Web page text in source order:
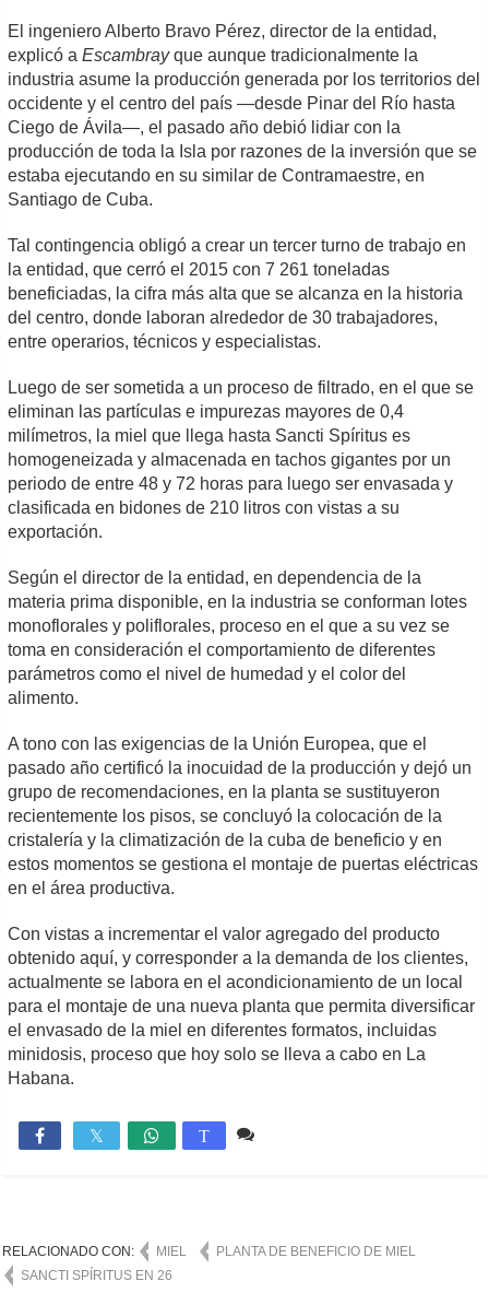
El ingeniero Alberto Bravo Pérez, director de la entidad,
explicó aEscambrayque aunque tradicionalmente la
industria asume la producción generada por los territorios del
occidente y el centro del país —desde Pinar del Río hasta
Ciego de Ávila—, el pasado año debió lidiar con la
producción de toda la Isla por razones de la inversión que se
estaba ejecutando en su similar de Contramaestre, en
Santiago de Cuba.
Tal contingencia obligó a crear un tercer turno de trabajo en
la entidad, que cerró el 2015 con 7 261 toneladas
beneficiadas, la cifra más alta que se alcanza en la historia
del centro, donde laboran alrededor de 30 trabajadores,
entre operarios, técnicos y especialistas.
Luego de ser sometida a un proceso de filtrado, en el que se
eliminan las partículas e impurezas mayores de 0,4
milímetros, la miel que llega hasta Sancti Spíritus es
homogeneizada y almacenada en tachos gigantes por un
periodo de entre 48 y 72 horas para luego ser envasada y
clasificada en bidones de 210 litros con vistas a su
exportación.
Según el director de la entidad, en dependencia de la
materia prima disponible, en la industria se conforman lotes
monoflorales y poliflorales, proceso en el que a su vez se
toma en consideración el comportamiento de diferentes
parámetros como el nivel de humedad y el color del
alimento.
A tono con las exigencias de la Unión Europea, que el
pasado año certificó la inocuidad de la producción y dejó un
grupo de recomendaciones, en la planta se sustituyeron
recientemente los pisos, se concluyó la colocación de la
cristalería y la climatización de la cuba de beneficio y en
estos momentos se gestiona el montaje de puertas eléctricas
en el área productiva.
Con vistas a incrementar el valor agregado del producto
obtenido aquí, y corresponder a la demanda de los clientes,
actualmente se labora en el acondicionamiento de un local
para el montaje de una nueva planta que permita diversificar
el envasado de la miel en diferentes formatos, incluidas
minidosis, proceso que hoy solo se lleva a cabo en La
Habana.
 T
RELACIONADO CON: MIEL
PLANTA DE BENEFICIO DE MIEL
SANCTI SPÍRITUS EN 26